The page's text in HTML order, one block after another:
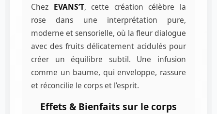
Chez EVANS’T, cette création célèbre la
rose dans une interprétation pure,
moderne et sensorielle, où la fleur dialogue
avec des fruits délicatement acidulés pour
créer un équilibre subtil. Une infusion
comme un baume, qui enveloppe, rassure
et réconcilie le corps et l’esprit.
Effets & Bienfaits sur le corps